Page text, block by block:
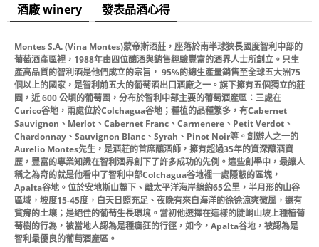
酒廠 winery 發表品酒心得
Montes S.A. (Vina Montes)蒙帝斯酒莊，座落於南半球狹長國度智利中部的
葡萄酒產區裡，1988年由四位釀酒與銷售經驗豐富的酒界人士所創立。只生
產高品質的智利酒是他們成立的宗旨， 95%的總生產量銷售至全球五大洲75
個以上的國家，是智利前五大的葡萄酒出口酒廠之一。旗下擁有五個獨立的莊
園，近 600 公頃的葡萄園，分布於智利中部主要的葡萄酒產區：三處在
Curico谷地，兩處位於Colchagua谷地；種植的品種繁多，有Cabernet
Sauvignon、Merlot、Cabernet Franc、Carmenere、Petit Verdot、
Chardonnay、Sauvignon Blanc、Syrah、Pinot Noir等。創辦人之一的
Aurelio Montes先生，是酒莊的首席釀酒師，擁有超過35年的資深釀酒資
歷，豐富的專業知識在智利酒界創下了許多成功的先例。這些創舉中，最讓人
稱之為奇的就是他看中了智利中部Colchagua谷地裡一處隱蔽的區塊，
Apalta谷地。位於安地斯山麓下、離太平洋海岸線約65公里，半月形的山谷
區域，坡度15-45度，白天日照充足、夜晚有來自海洋的徐徐涼爽微風，還有
貧瘠的土壤；是絕佳的葡萄生長環境。當初他選擇在這樣的陡峭山坡上種植葡
萄樹的行為，被當地人認為是種瘋狂的行徑，如今，Apalta谷地，被認為是
智利最優良的葡萄酒產區。